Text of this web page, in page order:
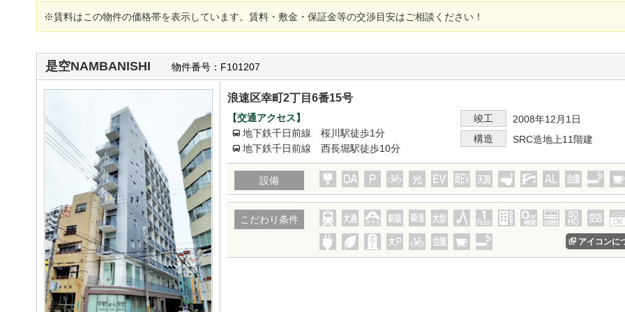
※賃料はこの物件の価格帯を表示しています。賃料・敷金・保証金等の交渉目安はご相談ください！
是空NAMBANISHI 物件番号：F101207
浪速区幸町2丁目6番15号
【交通アクセス】
地下鉄千日前線 桜川駅徒歩1分
地下鉄千日前線 西長堀駅徒歩10分
竣工
2008年12月1日
構造
SRC造地上11階建
設備
こだわり条件
アイコンに